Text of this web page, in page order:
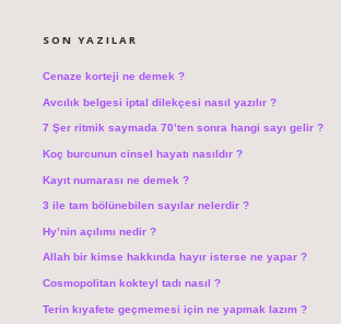
SON YAZILAR
Cenaze korteji ne demek ?
Avcılık belgesi iptal dilekçesi nasıl yazılır ?
7 Şer ritmik saymada 70’ten sonra hangi sayı gelir ?
Koç burcunun cinsel hayatı nasıldır ?
Kayıt numarası ne demek ?
3 ile tam bölünebilen sayılar nelerdir ?
Hy’nin açılımı nedir ?
Allah bir kimse hakkında hayır isterse ne yapar ?
Cosmopolitan kokteyl tadı nasıl ?
Terin kıyafete geçmemesi için ne yapmak lazım ?